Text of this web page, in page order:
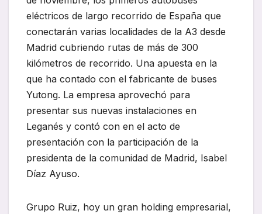
eléctricos de largo recorrido de España que
conectarán varias localidades de la A3 desde
Madrid cubriendo rutas de más de 300
kilómetros de recorrido. Una apuesta en la
que ha contado con el fabricante de buses
Yutong. La empresa aprovechó para
presentar sus nuevas instalaciones en
Leganés y contó con en el acto de
presentación con la participación de la
presidenta de la comunidad de Madrid, Isabel
Díaz Ayuso.
Grupo Ruiz, hoy un gran holding empresarial,